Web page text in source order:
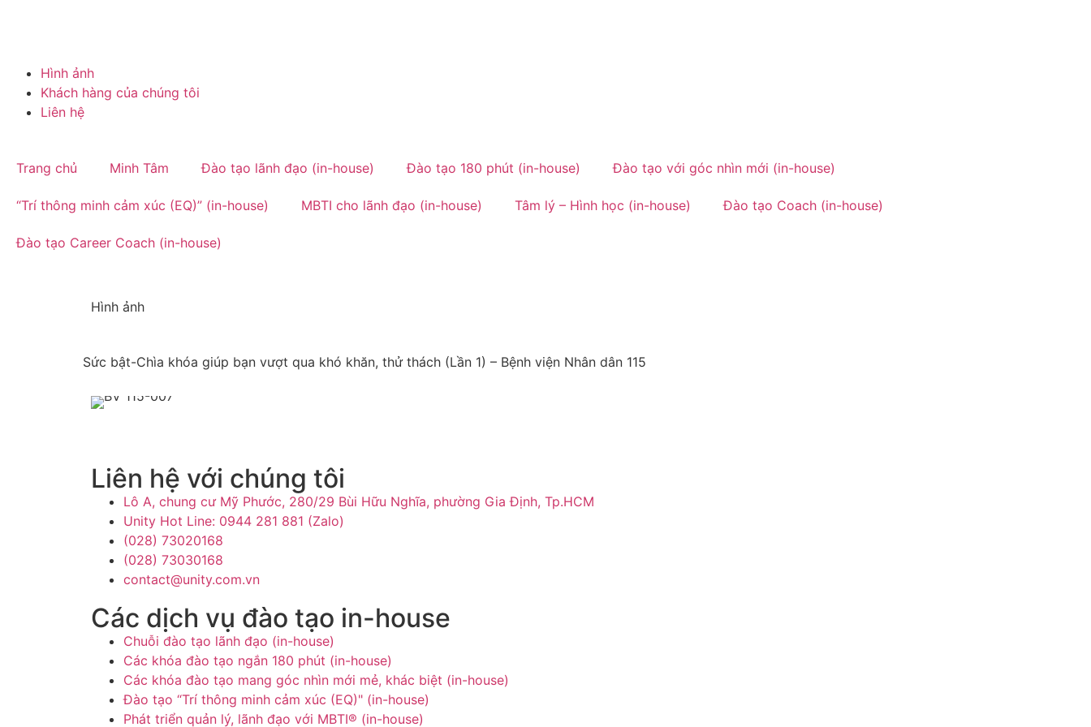
Hình ảnh
Khách hàng của chúng tôi
Liên hệ
Trang chủ Minh Tâm Đào tạo lãnh đạo (in-house) Đào tạo 180 phút (in-house) Đào tạo với góc nhìn mới (in-house)
“Trí thông minh cảm xúc (EQ)” (in-house) MBTI cho lãnh đạo (in-house) Tâm lý – Hình học (in-house) Đào tạo Coach (in-house)
Đào tạo Career Coach (in-house)
Hình ảnh
Sức bật-Chìa khóa giúp bạn vượt qua khó khăn, thử thách (Lần 1) – Bệnh viện Nhân dân 115
Liên hệ với chúng tôi
Lô A, chung cư Mỹ Phước, 280/29 Bùi Hữu Nghĩa, phường Gia Định, Tp.HCM
Unity Hot Line: 0944 281 881 (Zalo)
(028) 73020168
(028) 73030168
contact@unity.com.vn
Các dịch vụ đào tạo in-house
Chuỗi đào tạo lãnh đạo (in-house)
Các khóa đào tạo ngắn 180 phút (in-house)
Các khóa đào tạo mang góc nhìn mới mẻ, khác biệt (in-house)
Đào tạo “Trí thông minh cảm xúc (EQ)" (in-house)
Phát triển quản lý, lãnh đạo với MBTI® (in-house)